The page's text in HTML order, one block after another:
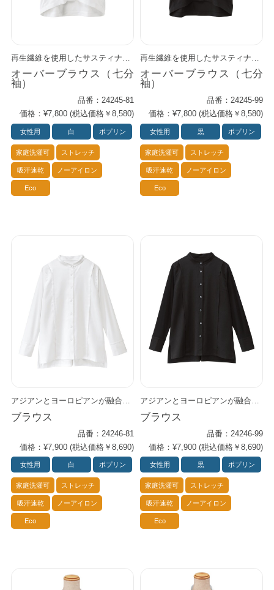
オーバーブラウス（七分
袖）
品番：24245-81
価格：¥7,800 (税込価格￥8,580)
女性用 白 ポプリン
家庭洗濯可 ストレッチ
吸汗速乾 ノーアイロン
Eco
オーバーブラウス（七分
袖）
品番：24245-99
価格：¥7,800 (税込価格￥8,580)
女性用 黒 ポプリン
家庭洗濯可 ストレッチ
吸汗速乾 ノーアイロン
Eco
アジアンとヨーロピアンが融合したような粋なフォルム。 再生繊維を使用しサスティナビリティにも配慮しました。 前身頃の大きめタックがすっきり上品な印象。 袖と後身頃はニット素材で動きやすく着心地抜群です。 2色（ホワイト／ブラック）
ブラウス
品番：24246-81
価格：¥7,900 (税込価格￥8,690)
女性用 白 ポプリン
家庭洗濯可 ストレッチ
吸汗速乾 ノーアイロン
Eco
アジアンとヨーロピアンが融合したような粋なフォルム。 再生繊維を使用しサスティナビリティにも配慮しました。 前身頃の大きめタックがすっきり上品な印象。 袖と後身頃はニット素材で動きやすく着心地抜群です。 2色（ホワイト／ブラック）
ブラウス
品番：24246-99
価格：¥7,900 (税込価格￥8,690)
女性用 黒 ポプリン
家庭洗濯可 ストレッチ
吸汗速乾 ノーアイロン
Eco